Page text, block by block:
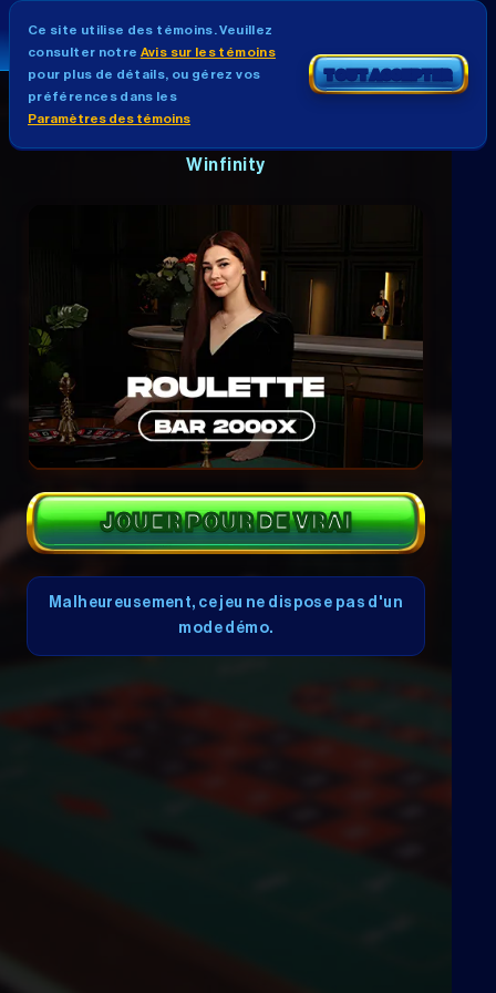
BAR ROULETTE 2000X
Winfinity
JOUER POUR DE VRAI
Malheureusement, ce jeu ne dispose pas d'un
mode démo.
Ce site utilise des témoins. Veuillez
consulter notre Avis sur les témoins
pour plus de détails, ou gérez vos
préférences dans les
Paramètres des témoins
TOUT ACCEPTER